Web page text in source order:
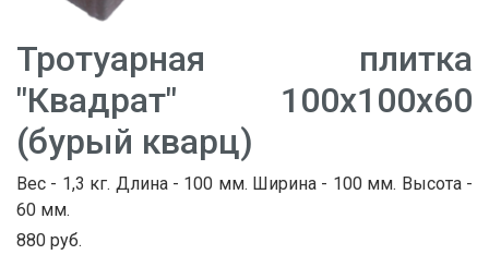
Тротуарная плитка
"Квадрат" 100х100х60
(бурый кварц)
Вес - 1,3 кг. Длина - 100 мм. Ширина - 100 мм. Высота -
60 мм.
880 руб.